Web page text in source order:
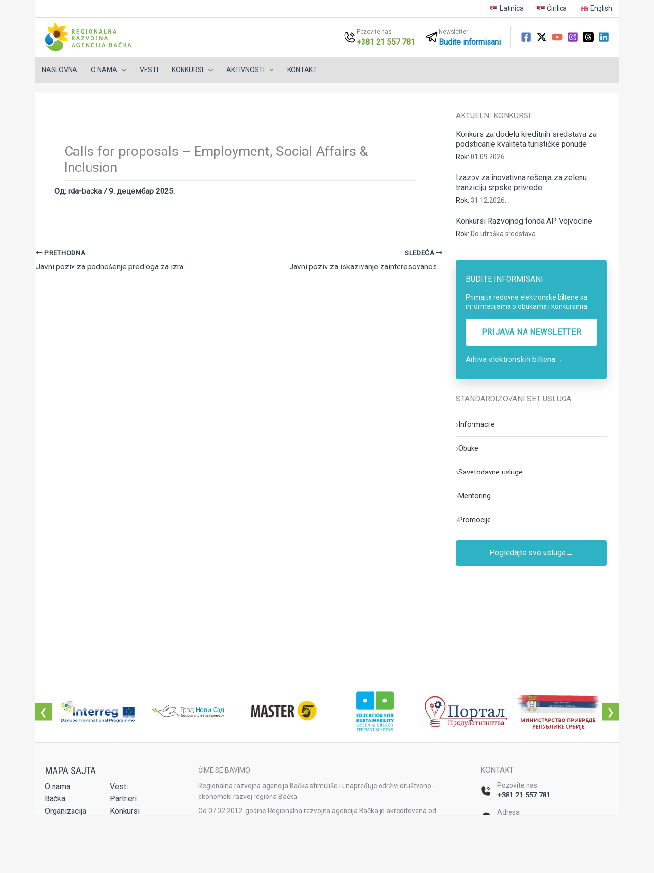
Latinica Ćirilica English
Pozovite nas
+381 21 557 781
Newsletter
Budite informisani
NASLOVNA O NAMA VESTI KONKURSI AKTIVNOSTI KONTAKT
Calls for proposals – Employment, Social Affairs &
Inclusion
Од: rda-backa / 9. децембар 2025.
PRETHODNA
Javni poziv za podnošenje predloga za izradu izvođačkih projekata za ekonomsku infrastrukturu
SLEDEĆA
Javni poziv za iskazivanje zainteresovanosti za učešće na USAID Projektu za odgovornu vlast
AKTUELNI KONKURSI
Konkurs za dodelu kreditnih sredstava za
podsticanje kvaliteta turističke ponude
Rok: 01.09.2026
Izazov za inovativna rešenja za zelenu
tranziciju srpske privrede
Rok: 31.12.2026.
Konkursi Razvojnog fonda AP Vojvodine
Rok: Do utroška sredstava
BUDITE INFORMISANI
Primajte redovne elektronske biltene sa
informacijama o obukama i konkursima
PRIJAVA NA NEWSLETTER
Arhiva elektronskih biltena→
STANDARDIZOVANI SET USLUGA
›Informacije
›Obuke
›Savetodavne usluge
›Mentoring
›Promocije
Pogledajte sve usluge →
❮ ❯
O nama
Vesti
Bačka
Partneri
Organizacija
Konkursi
ČIME SE BAVIMO
Regionalna razvojna agencija Bačka stimuliše i unapređuje održivi društveno-
ekonomski razvoj regiona Bačka.
Od 07.02.2012. godine Regionalna razvojna agencija Bačka je akreditovana od
KONTAKT
Pozovite nas
+381 21 557 781
Adresa